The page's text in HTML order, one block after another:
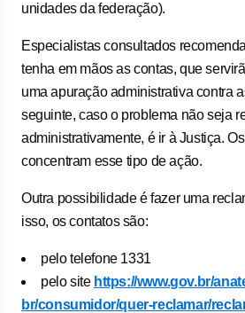
unidades da federação).
Especialistas consultados
tenha em mãos as contas, que
uma apuração administrativa contra
seguinte, caso o problema não seja
administrativamente, é ir à Justiça.
concentram esse tipo de ação.
Outra possibilidade é fazer uma
isso, os contatos são:
pelo telefone 1331
pelo site https://www.gov.br/
br/consumidor/quer-reclamar/